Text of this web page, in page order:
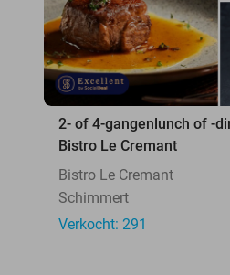
2- of 4-gangenlunch of -
Bistro Le Cremant
Bistro Le Cremant
Schimmert
Verkocht: 291